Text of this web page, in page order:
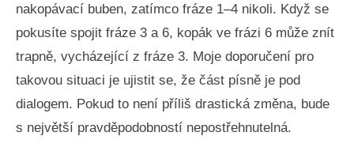
nakopávací buben, zatímco fráze 1–4 nikoli. Když se
pokusíte spojit fráze 3 a 6, kopák ve frázi 6 může znít
trapně, vycházející z fráze 3. Moje doporučení pro
takovou situaci je ujistit se, že část písně je pod
dialogem. Pokud to není příliš drastická změna, bude
s největší pravděpodobností nepostřehnutelná.